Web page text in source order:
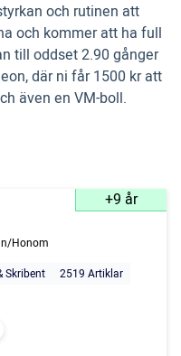
och rutinen att
och kommer att ha full
till oddset 2.90 gånger
där ni får 1500 kr att
även en VM-boll.
+9 år
Honom
Skribent
2519 Artiklar